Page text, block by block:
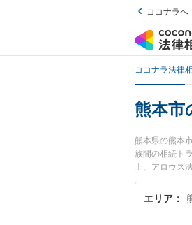
ココナラへ
ココナラ法律
熊本市
熊本県の熊本
族間の相続ト
士、アロウズ
護士に相談し
お困りの相談
エリア